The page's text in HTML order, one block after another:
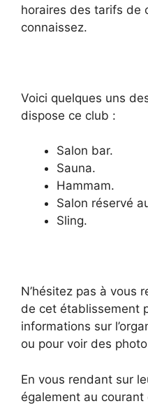
horaires des tarifs de
connaissez.
Voici quelques uns
dispose ce club :
Salon bar.
Sauna.
Hammam.
Salon réservé
Sling.
N’hésitez pas à vous
de cet établissement
informations sur
ou pour voir des
En vous rendant sur
également au